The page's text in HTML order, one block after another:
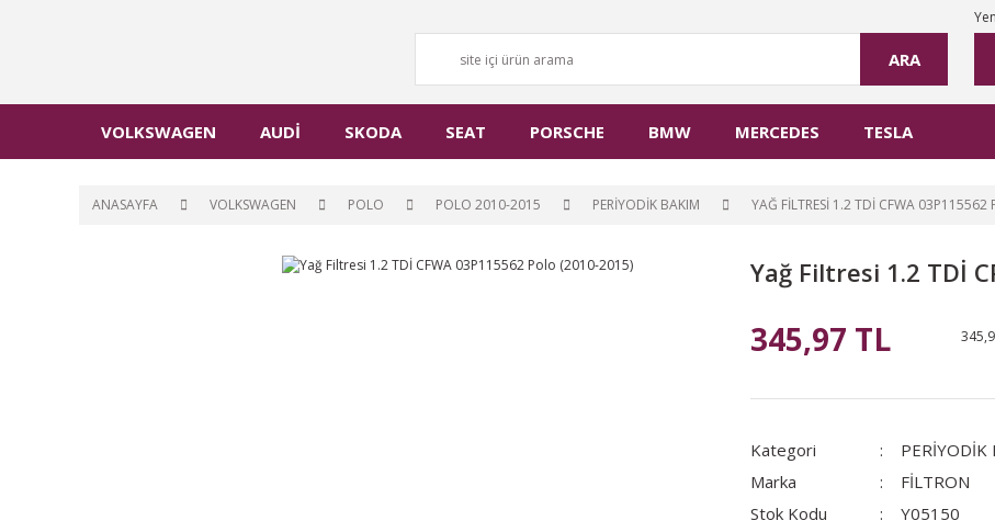
ARA
VOLKSWAGEN AUDİ SKODA SEAT PORSCHE BMW MERCEDES TESLA
ANASAYFA VOLKSWAGEN POLO POLO 2010-2015 PERİYODİK BAKIM YAĞ FILTRESI 1.2 TDİ CFWA
Yağ Filtresi 1.2 TDİ
345,97 TL
Kategori
PERİYODİK
Marka
FİLTRON
Stok Kodu
Y05150